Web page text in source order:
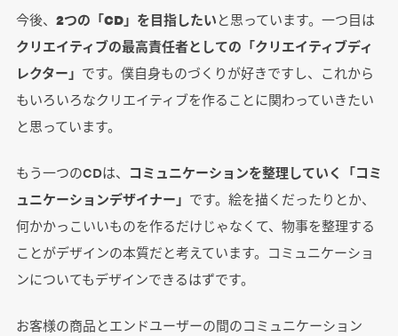
今後、 2つの「CD」を目指したいと思っています。一つ目は
クリエイティブの最高責任者としての「クリエイティブディ
レクター」 です。僕自身ものづくりが好きですし、これから
もいろいろなクリエイティブを作ることに関わっていきたい
と思っています。
もう一つのCDは、 コミュニケーションを整理していく「コミ
ュニケーションデザイナー」 です。絵を描くだったりとか、
何かかっこいいものを作るだけじゃなくて、物事を整理する
ことがデザインの本質だと考えています。コミュニケーショ
ンについてもデザインできるはずです。
お客様の商品とエンドユーザーの間のコミュニケーション